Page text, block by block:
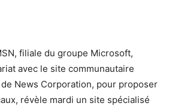
filiale du groupe Microsoft,
avec le site communautaire
News Corporation, pour proposer
révèle mardi un site spécialisé